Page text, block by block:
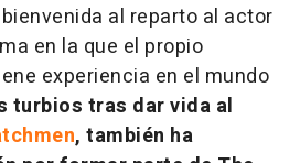
al reparto al actor
en la que el propio
experiencia en el mundo
turbios tras dar vida al
, también ha